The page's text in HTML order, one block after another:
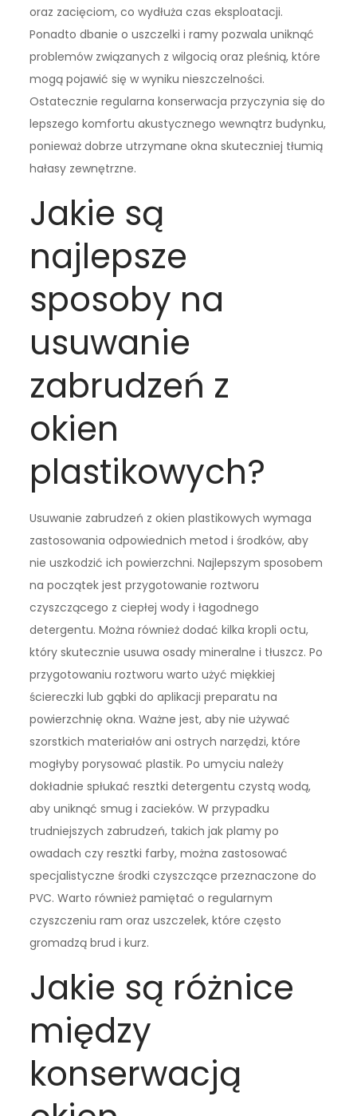
oraz zacięciom, co wydłuża czas eksploatacji.
Ponadto dbanie o uszczelki i ramy pozwala uniknąć
problemów związanych z wilgocią oraz pleśnią, które
mogą pojawić się w wyniku nieszczelności.
Ostatecznie regularna konserwacja przyczynia się do
lepszego komfortu akustycznego wewnątrz budynku,
ponieważ dobrze utrzymane okna skuteczniej tłumią
hałasy zewnętrzne.
Jakie są
najlepsze
sposoby na
usuwanie
zabrudzeń z
okien
plastikowych?
Usuwanie zabrudzeń z okien plastikowych wymaga
zastosowania odpowiednich metod i środków, aby
nie uszkodzić ich powierzchni. Najlepszym sposobem
na początek jest przygotowanie roztworu
czyszczącego z ciepłej wody i łagodnego
detergentu. Można również dodać kilka kropli octu,
który skutecznie usuwa osady mineralne i tłuszcz. Po
przygotowaniu roztworu warto użyć miękkiej
ściereczki lub gąbki do aplikacji preparatu na
powierzchnię okna. Ważne jest, aby nie używać
szorstkich materiałów ani ostrych narzędzi, które
mogłyby porysować plastik. Po umyciu należy
dokładnie spłukać resztki detergentu czystą wodą,
aby uniknąć smug i zacieków. W przypadku
trudniejszych zabrudzeń, takich jak plamy po
owadach czy resztki farby, można zastosować
specjalistyczne środki czyszczące przeznaczone do
PVC. Warto również pamiętać o regularnym
czyszczeniu ram oraz uszczelek, które często
gromadzą brud i kurz.
Jakie są różnice
między
konserwacją